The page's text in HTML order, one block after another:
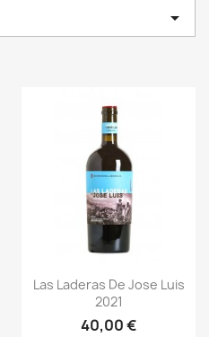

Vorschau
Las Laderas De Jose Luis
2021
40,00 €